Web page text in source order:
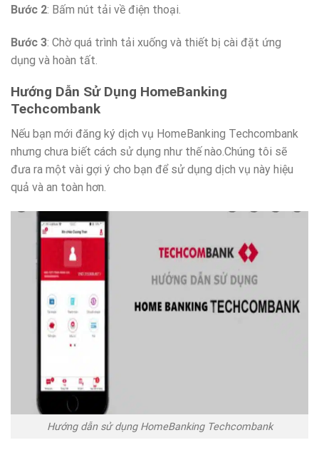
Bước 2: Bấm nút tải về điện thoại.
Bước 3: Chờ quá trình tải xuống và thiết bị cài đặt ứng
dụng và hoàn tất.
Hướng Dẫn Sử Dụng HomeBanking
Techcombank
Nếu bạn mới đăng ký dịch vụ HomeBanking Techcombank
nhưng chưa biết cách sử dụng như thế nào.Chúng tôi sẽ
đưa ra một vài gợi ý cho bạn để sử dụng dịch vụ này hiệu
quả và an toàn hơn.
Hướng dẫn sử dụng HomeBanking Techcombank